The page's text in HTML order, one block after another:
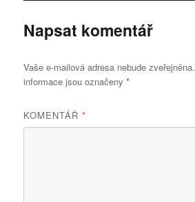
Napsat komentář
Vaše e-mailová adresa nebude zveřejněna.
informace jsou označeny*
KOMENTÁŘ*